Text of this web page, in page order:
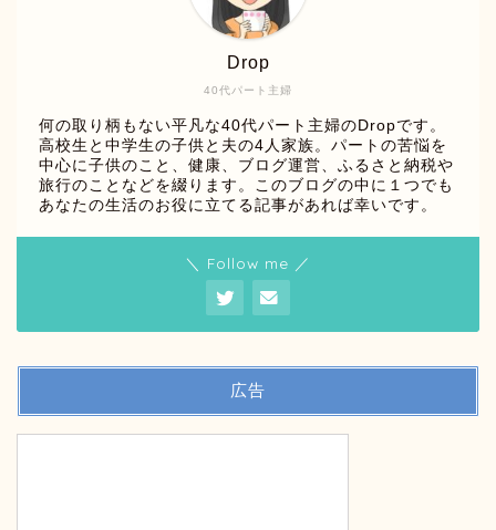
40代パート主婦
Drop
何の取り柄もない平凡な40代パート主婦のDropです。
高校生と中学生の子供と夫の4人家族。パートの苦悩を
中心に子供のこと、健康、ブログ運営、ふるさと納税や
旅行のことなどを綴ります。このブログの中に１つでも
あなたの生活のお役に立てる記事があれば幸いです。
＼ Follow me ／
広告